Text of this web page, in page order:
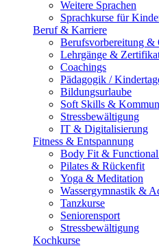
Weitere Sprachen
Sprachkurse für
Beruf & Karriere
Berufsvorbereitung &
Lehrgänge &
Coachings
Pädagogik /
Bildungsurlaube
Soft Skills &
Stressbewältigung
IT & Digitalisierung
Fitness & Entspannung
Body Fit &
Pilates & Rückenfit
Yoga & Meditation
Wassergymnastik &
Tanzkurse
Seniorensport
Stressbewältigung
Kochkurse